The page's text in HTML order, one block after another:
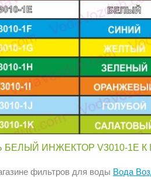
БЕЛЫЙ ИНЖЕКТОР V3010-1E К
фильтров для воды Вода